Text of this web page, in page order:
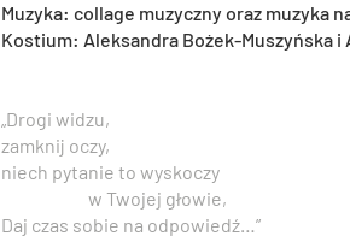
Muzyka: collage muzyczny oraz muzyka
Kostium: Aleksandra Bożek-Muszyńska i
„Drogi widzu,
zamknij oczy,
niech pytanie to wyskoczy
w Twojej głowie,
Daj czas sobie na odpowiedź…”